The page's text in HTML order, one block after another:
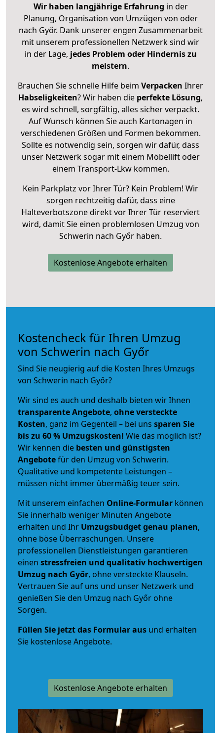
Wir haben langjährige Erfahrung in der
Planung, Organisation von Umzügen von oder
nach Győr. Dank unserer engen Zusammenarbeit
mit unserem professionellen Netzwerk sind wir
in der Lage, jedes Problem oder Hindernis zu
meistern.
Brauchen Sie schnelle Hilfe beim Verpacken Ihrer
Habseligkeiten? Wir haben die perfekte Lösung,
es wird schnell, sorgfältig, alles sicher verpackt.
Auf Wunsch können Sie auch Kartonagen in
verschiedenen Größen und Formen bekommen.
Sollte es notwendig sein, sorgen wir dafür, dass
unser Netzwerk sogar mit einem Möbellift oder
einem Transport-Lkw kommen.
Kein Parkplatz vor Ihrer Tür? Kein Problem! Wir
sorgen rechtzeitig dafür, dass eine
Halteverbotszone direkt vor Ihrer Tür reserviert
wird, damit Sie einen problemlosen Umzug von
Schwerin nach Győr haben.
Kostenlose Angebote erhalten
Kostencheck für Ihren Umzug
von Schwerin nach Győr
Sind Sie neugierig auf die Kosten Ihres Umzugs
von Schwerin nach Győr?
Wir sind es auch und deshalb bieten wir Ihnen
transparente Angebote, ohne versteckte
Kosten, ganz im Gegenteil – bei uns sparen Sie
bis zu 60 % Umzugskosten! Wie das möglich ist?
Wir kennen die besten und günstigsten
Angebotefür den Umzug von Schwerin.
Qualitative und kompetente Leistungen –
müssen nicht immer übermäßig teuer sein.
Mit unserem einfachen Online-Formular können
Sie innerhalb weniger Minuten Angebote
erhalten und Ihr Umzugsbudgetgenau planen,
ohne böse Überraschungen. Unsere
professionellen Dienstleistungen garantieren
einen stressfreien und qualitativ hochwertigen
Umzug nach Győr, ohne versteckte Klauseln.
Vertrauen Sie auf uns und unser Netzwerk und
genießen Sie den Umzug nach Győr ohne
Sorgen.
Füllen Sie jetzt das Formular aus und erhalten
Sie kostenlose Angebote.
Kostenlose Angebote erhalten